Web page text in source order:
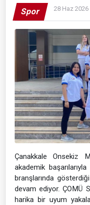
Spor 28 Haz 2026
Çanakkale Onsekiz
akademik
branşlarında
devam ediyor. ÇOMÜ
harika bir uyum